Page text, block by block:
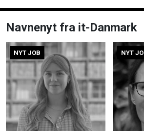
Navnenyt fra it-Danmark
NYT JOB NYT